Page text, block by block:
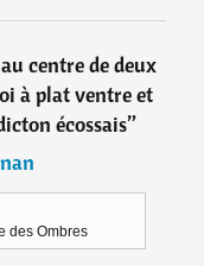
centre de deux
à plat ventre et
écossais”
des Ombres